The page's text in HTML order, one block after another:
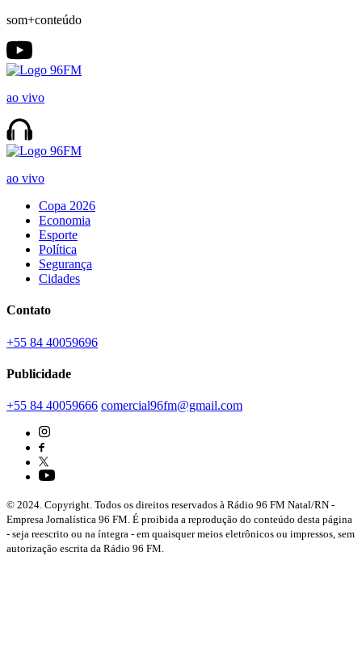
som+conteúdo
ao vivo
ao vivo
Copa 2026
Economia
Esporte
Política
Segurança
Cidades
Contato
+55 84 40059696
Publicidade
+55 84 40059666 comercial96fm@gmail.com
© 2024. Copyright. Todos os direitos reservados à Rádio 96 FM Natal/RN -
Empresa Jornalística 96 FM. É proibida a reprodução do conteúdo desta página
- seja reescrito ou na íntegra - em quaisquer meios eletrônicos ou impressos, sem
autorização escrita da Rádio 96 FM.